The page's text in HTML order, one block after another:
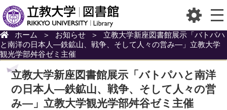
ホーム ＞ お知らせ ＞
立教大学新座図書館展示「バトパハ
と南洋の日本人―鉄鉱山、戦争、そして人々の営み―」立教大学
観光学部舛谷ゼミ主催
立教大学新座図書館展示「バトパハと南洋
の日本人―鉄鉱山、戦争、そして人々の営
み―」立教大学観光学部舛谷ゼミ主催